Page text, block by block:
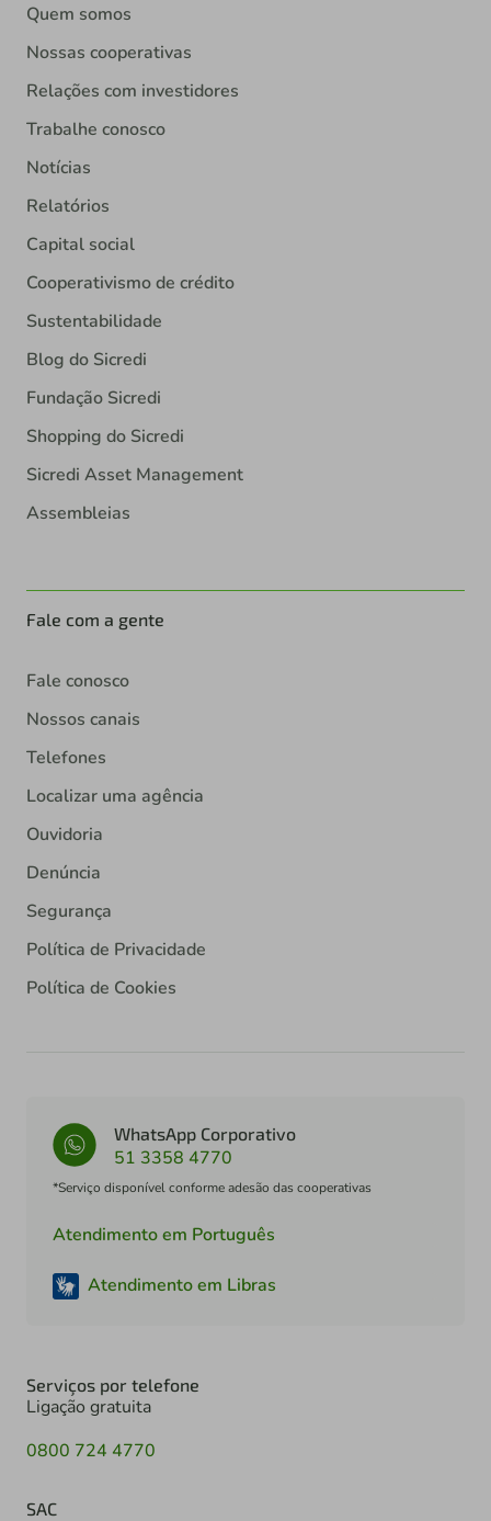
Quem somos
Nossas cooperativas
Relações com investidores
Trabalhe conosco
Notícias
Relatórios
Capital social
Cooperativismo de crédito
Sustentabilidade
Blog do Sicredi
Fundação Sicredi
Shopping do Sicredi
Sicredi Asset Management
Assembleias
Fale com a gente
Fale conosco
Nossos canais
Telefones
Localizar uma agência
Ouvidoria
Denúncia
Segurança
Política de Privacidade
Política de Cookies
WhatsApp Corporativo
51 3358 4770
*Serviço disponível conforme adesão das cooperativas
Atendimento em Português
Atendimento em Libras
Serviços por telefone
Ligação gratuita
0800 724 4770
SAC